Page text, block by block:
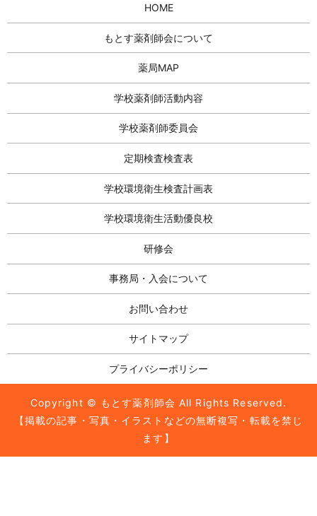
HOME
もとす薬剤師会について
薬局MAP
学校薬剤師活動内容
学校薬剤師委員会
定期検査検査表
学校環境衛生検査計画表
学校環境衛生活動優良校
研修会
事務局・入会について
お問い合わせ
サイトマップ
プライバシーポリシー
Copyright © もとす薬剤師会 All Rights Reserved.
【掲載の記事・写真・イラストなどの無断複写・転載を禁じ
ます】